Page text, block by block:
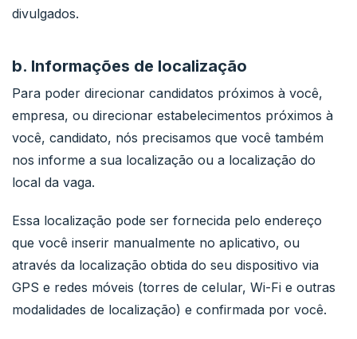
divulgados.
b. Informações de localização
Para poder direcionar candidatos próximos à você,
empresa, ou direcionar estabelecimentos próximos à
você, candidato, nós precisamos que você também
nos informe a sua localização ou a localização do
local da vaga.
Essa localização pode ser fornecida pelo endereço
que você inserir manualmente no aplicativo, ou
através da localização obtida do seu dispositivo via
GPS e redes móveis (torres de celular, Wi-Fi e outras
modalidades de localização) e confirmada por você.